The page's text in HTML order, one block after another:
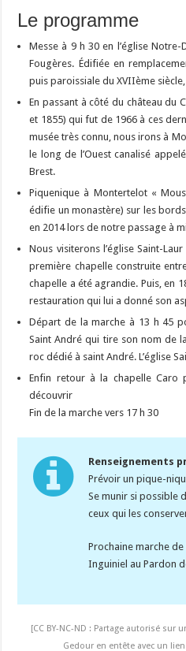
Le programme
Messe à 9 h 30 en l’église
Fougères. Édifiée en
puis paroissiale du XVIIème
En passant à côté du château du
et 1855) qui fut de 1966 à ces
musée très connu, nous irons à
le long de l’Ouest canalisé
Brest.
Piquenique à Montertelot «
édifie un monastère) sur les
en 2014 lors de notre passage à
Nous visiterons l’église Saint-
première chapelle construite
chapelle a été agrandie. Puis, en
restauration qui lui a donné son
Départ de la marche à 13 h 45
Saint André qui tire son nom de
roc dédié à saint André. L’église
Enfin retour à la chapelle Caro
découvrir
Fin de la marche vers 17 h 30
Renseignements
Prévoir un pique-
Se munir si possible
ceux qui les
Prochaine marche
Inguiniel au Pardon
[CC BY-NC-ND : Partage autorisé
Gedour en entête avec un